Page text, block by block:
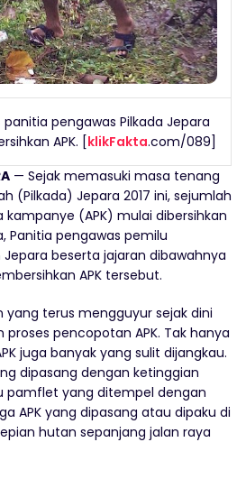
pengawas Pilkada Jepara
APK. [klikFakta.com/089]
— Sejak memasuki masa tenang
(Pilkada) Jepara 2017 ini, sejumlah
(APK) mulai dibersihkan
Panitia pengawas pemilu
beserta jajaran dibawahnya
APK tersebut.
yang terus mengguyur sejak dini
pencopotan APK. Tak hanya
juga banyak yang sulit dijangkau.
dipasang dengan ketinggian
pamflet yang ditempel dengan
APK yang dipasang atau dipaku di
hutan sepanjang jalan raya